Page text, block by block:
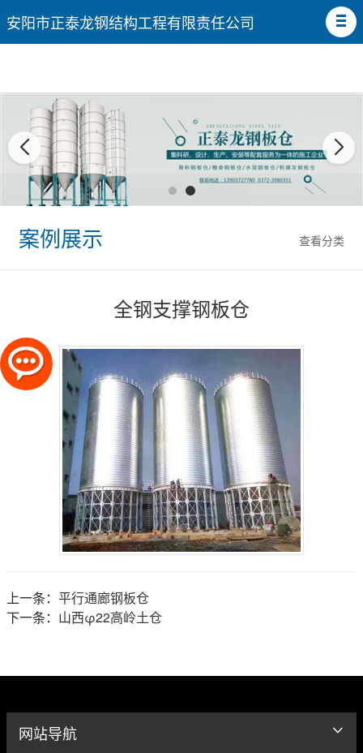
安阳市正泰龙钢结构工程有限责任公司
查看分类
案例展示
全钢支撑钢板仓
上一条： 平行通廊钢板仓
下一条： 山西φ22高岭土仓
网站导航